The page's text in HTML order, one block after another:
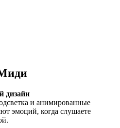
дизайн
и анимированные
эмоций, когда слушаете